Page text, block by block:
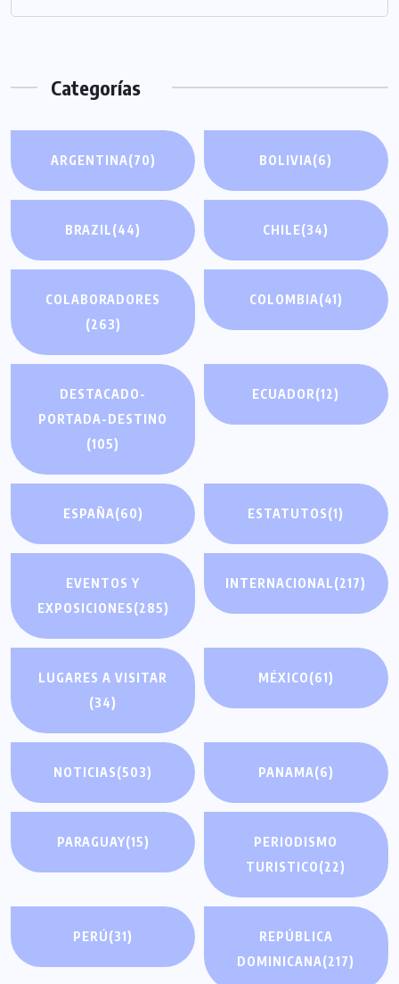
Categorías
ARGENTINA(70) BOLIVIA(6)
BRAZIL(44) CHILE(34)
COLABORADORES
(263)
COLOMBIA(41)
DESTACADO-
PORTADA-DESTINO
(105)
ECUADOR(12)
ESPAÑA(60) ESTATUTOS(1)
EVENTOS Y
EXPOSICIONES(285)
INTERNACIONAL(217)
LUGARES A VISITAR
(34)
MÉXICO(61)
NOTICIAS(503) PANAMA(6)
PARAGUAY(15)
PERIODISMO
TURISTICO(22)
PERÚ(31)
REPÚBLICA
DOMINICANA(217)